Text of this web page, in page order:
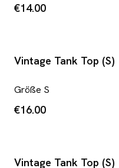
€14.00
Vintage Tank Top (S)
Größe S
€16.00
Vintage Tank Top (S)